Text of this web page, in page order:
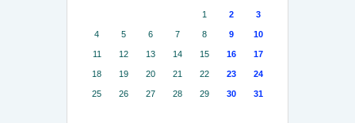
1 2 3
4 5 6 7 8 9 10
11 12 13 14 15 16 17
18 19 20 21 22 23 24
25 26 27 28 29 30 31